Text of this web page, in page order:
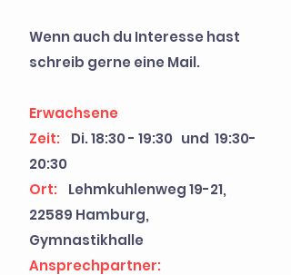
Wenn auch du Interesse hast
schreib gerne eine Mail.
Erwachsene
Zeit: Di. 18:30 - 19:30 und 19:30-
20:30
Ort:
Lehmkuhlenweg 19-21,
22589 Hamburg,
Gymnastikhalle
Ansprechpartner: